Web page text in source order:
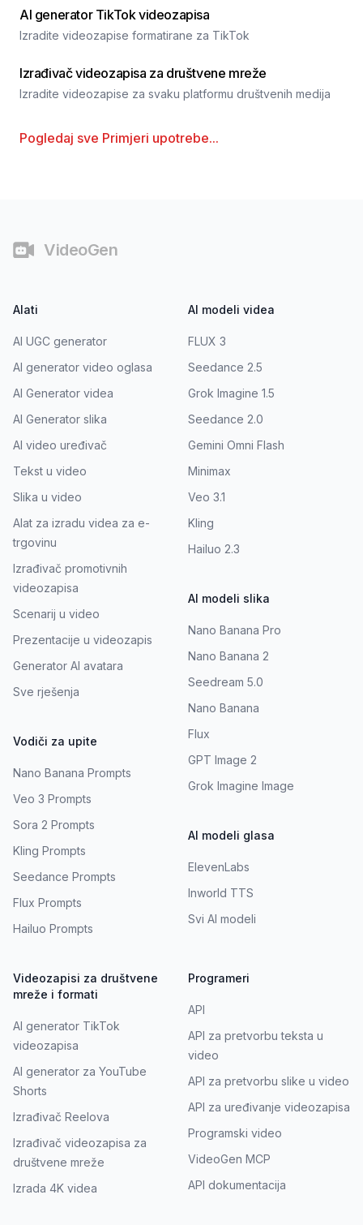
AI generator TikTok videozapisa
Izradite videozapise formatirane za TikTok
Izrađivač videozapisa za društvene mreže
Izradite videozapise za svaku platformu društvenih medija
Pogledaj sve Primjeri upotrebe...
VideoGen
Alati
AI UGC generator
AI generator video oglasa
AI Generator videa
AI Generator slika
AI video uređivač
Tekst u video
Slika u video
Alat za izradu videa za e-
trgovinu
Izrađivač promotivnih
videozapisa
Scenarij u video
Prezentacije u videozapis
Generator AI avatara
Sve rješenja
Vodiči za upite
Nano Banana Prompts
Veo 3 Prompts
Sora 2 Prompts
Kling Prompts
Seedance Prompts
Flux Prompts
Hailuo Prompts
AI modeli videa
FLUX 3
Seedance 2.5
Grok Imagine 1.5
Seedance 2.0
Gemini Omni Flash
Minimax
Veo 3.1
Kling
Hailuo 2.3
AI modeli slika
Nano Banana Pro
Nano Banana 2
Seedream 5.0
Nano Banana
Flux
GPT Image 2
Grok Imagine Image
AI modeli glasa
ElevenLabs
Inworld TTS
Svi AI modeli
Videozapisi za društvene
mreže i formati
AI generator TikTok
videozapisa
AI generator za YouTube
Shorts
Izrađivač Reelova
Izrađivač videozapisa za
društvene mreže
Izrada 4K videa
Programeri
API
API za pretvorbu teksta u
video
API za pretvorbu slike u video
API za uređivanje videozapisa
Programski video
VideoGen MCP
API dokumentacija